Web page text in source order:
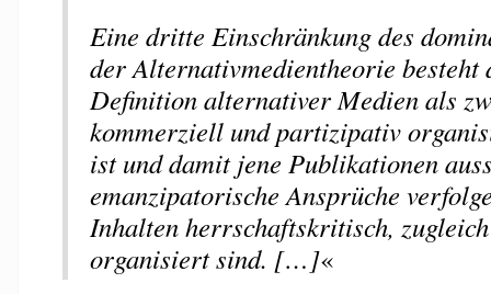
Eine dritte Einschränkung des
der Alternativmedientheorie besteht
Definition alternativer Medien als
kommerziell und partizipativ
ist und damit jene Publikationen
emanzipatorische Ansprüche
Inhalten herrschaftskritisch,
organisiert sind. […]«